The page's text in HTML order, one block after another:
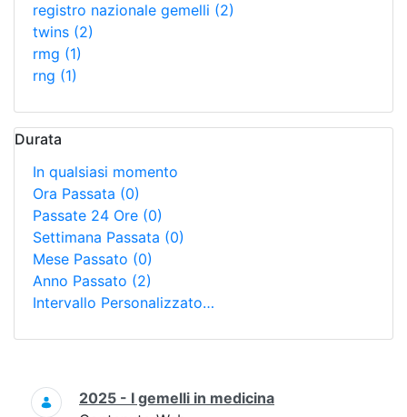
registro nazionale gemelli (2)
twins (2)
rmg (1)
rng (1)
Durata
In qualsiasi momento
Ora Passata (0)
Passate 24 Ore (0)
Settimana Passata (0)
Mese Passato (0)
Anno Passato (2)
Intervallo Personalizzato…
Ricerca
2025 - I gemelli in medicina